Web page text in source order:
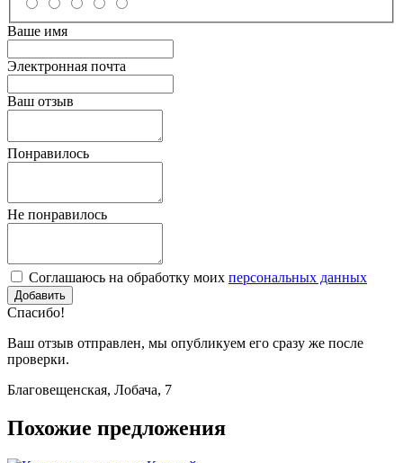
Ваше имя
Электронная почта
Ваш отзыв
Понравилось
Не понравилось
Соглашаюсь на обработку моих персональных данных
Спасибо!
Ваш отзыв отправлен, мы опубликуем его сразу же после
проверки.
Благовещенская, Лобача, 7
Похожие предложения